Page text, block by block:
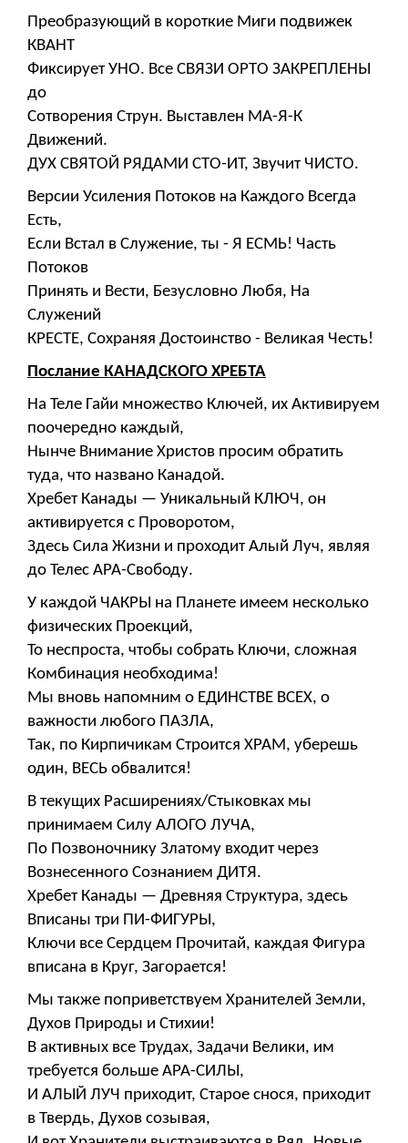
Преобразующий в короткие Миги подвижек
КВАНТ
Фиксирует УНО. Все СВЯЗИ ОРТО ЗАКРЕПЛЕНЫ
до
Сотворения Струн. Выставлен МА-Я-К
Движений.
ДУХ СВЯТОЙ РЯДАМИ СТО-ИТ, Звучит ЧИСТО.
Версии Усиления Потоков на Каждого Всегда
Есть,
Если Встал в Служение, ты - Я ЕСМЬ! Часть
Потоков
Принять и Вести, Безусловно Любя, На
Служений
КРЕСТЕ, Сохраняя Достоинство - Великая Честь!
Послание КАНАДСКОГО ХРЕБТА
На Теле Гайи множество Ключей, их Активируем
поочередно каждый,
Нынче Внимание Христов просим обратить
туда, что названо Канадой.
Хребет Канады — Уникальный КЛЮЧ, он
активируется с Проворотом,
Здесь Сила Жизни и проходит Алый Луч, являя
до Телес АРА-Свободу.
У каждой ЧАКРЫ на Планете имеем несколько
физических Проекций,
То неспроста, чтобы собрать Ключи, сложная
Комбинация необходима!
Мы вновь напомним о ЕДИНСТВЕ ВСЕХ, о
важности любого ПАЗЛА,
Так, по Кирпичикам Строится ХРАМ, уберешь
один, ВЕСЬ обвалится!
В текущих Расширениях/Стыковках мы
принимаем Силу АЛОГО ЛУЧА,
По Позвоночнику Златому входит через
Вознесенного Сознанием ДИТЯ.
Хребет Канады — Древняя Структура, здесь
Вписаны три ПИ-ФИГУРЫ,
Ключи все Сердцем Прочитай, каждая Фигура
вписана в Круг, Загорается!
Мы также поприветствуем Хранителей Земли,
Духов Природы и Стихии!
В активных все Трудах, Задачи Велики, им
требуется больше АРА-СИЛЫ,
И АЛЫЙ ЛУЧ приходит, Старое снося, приходит
в Твердь, Духов созывая,